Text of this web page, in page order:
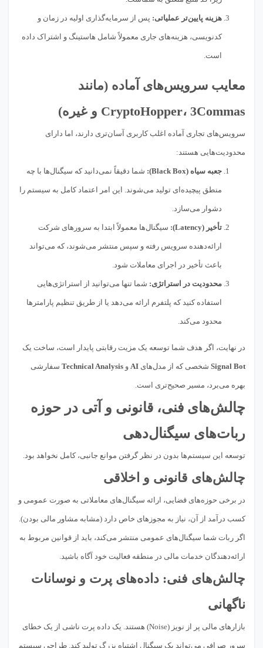
هزینه پایین‌تر عملیاتی: پس از سرمایه‌گذاری اولیه در زمان و
کدنویسی، هزینه‌های جاری معمولاً شامل هاستینگ و اشتراک داده
است.
معایب سرویس‌های آماده (مانند
CryptoHopper، 3Commas و غیره)
سرویس‌های تجاری آماده اغلب کاربری آسان‌تری دارند، اما دارای
محدودیت‌هایی هستند:
جعبه سیاه (Black Box): شما دقیقاً نمی‌دانید که سیگنال‌ها با چه
منطق پیچیده‌ای تولید می‌شوند. این امر اعتماد کامل به سیستم را
دشوار می‌سازد.
تأخیر (Latency): سیگنال‌ها معمولاً ابتدا به سرورهای شرکت
ارائه‌دهنده سرویس رفته و سپس منتشر می‌شوند، که می‌تواند
باعث تأخیر در اجرای معاملات شود.
محدودیت در استراتژی: شما تنها می‌توانید از استراتژی‌هایی
استفاده کنید که پلتفرم ارائه می‌دهد یا از طریق تنظیم پارامترها
محدود می‌کند.
در نهایت، اگر هدف شما توسعه یک مزیت رقابتی پایدار است، ساخت یک
Signal Bot شخصی که از مدل‌های AI و Technical Analysis سفارشی
بهره می‌برد، مسیر صحیح‌تری است.
چالش‌های فنی، قانونی و آتی در حوزه
ربات‌های سیگنال‌دهی
توسعه این سیستم‌ها بدون در نظر گرفتن موانع جانبی، کامل نخواهد بود.
چالش‌های قانونی و اخلاقی
در برخی حوزه‌های قضایی، ارائه سیگنال‌های معاملاتی به صورت عمومی و
کسب درآمد از آن، نیاز به مجوزهای خاص دارد (مشابه مشاور مالی بودن).
اگر ربات شما سیگنال‌های عمومی منتشر می‌کند، باید از قوانین مربوط به
ارائه‌دهندگان خدمات مالی در منطقه فعالیت خود آگاه باشید.
چالش‌های فنی: داده‌های پرت و نوسانات
ناگهانی
بازارهای مالی پر از نویز (Noise) هستند. یک داده پرت ناشی از یک خطای
سرور صرافی می‌تواند یک سیگنال اشتباه بزرگ تولید کند. طراحی سیستم